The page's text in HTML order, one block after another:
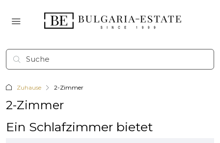
Zuhause 2-Zimmer
2-Zimmer
Ein Schlafzimmer bietet